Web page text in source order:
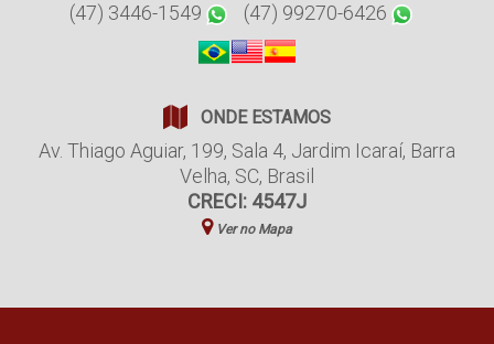
(47) 3446-1549 (47) 99270-6426
ONDE ESTAMOS
Av. Thiago Aguiar, 199, Sala 4, Jardim Icaraí, Barra
Velha, SC, Brasil
CRECI: 4547J
Ver no Mapa